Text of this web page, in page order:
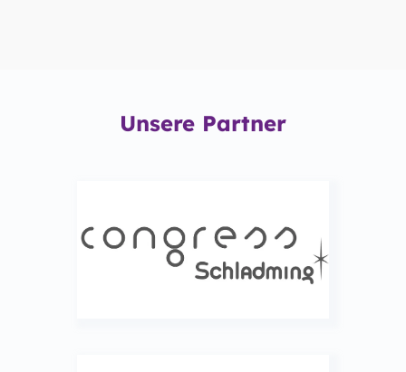
Unsere Partner